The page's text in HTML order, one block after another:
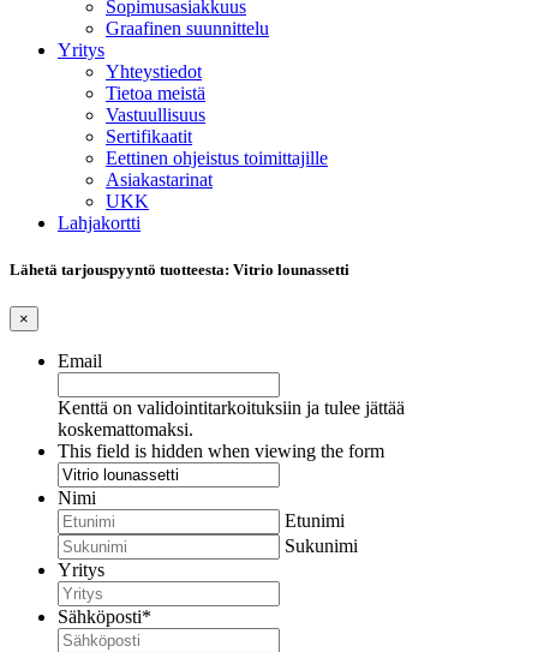
Sopimusasiakkuus
Graafinen suunnittelu
Yritys
Yhteystiedot
Tietoa meistä
Vastuullisuus
Sertifikaatit
Eettinen ohjeistus toimittajille
Asiakastarinat
UKK
Lahjakortti
Lähetä tarjouspyyntö tuotteesta: Vitrio lounassetti
×
Email
Kenttä on validointitarkoituksiin ja tulee jättää
koskemattomaksi.
This field is hidden when viewing the form
Nimi
Etunimi
Sukunimi
Yritys
Sähköposti*